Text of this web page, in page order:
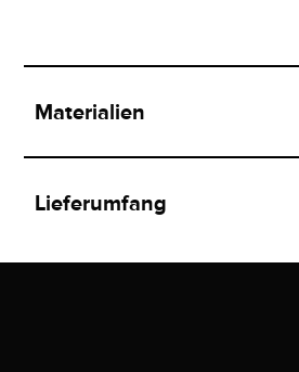
Materialien
Lieferumfang